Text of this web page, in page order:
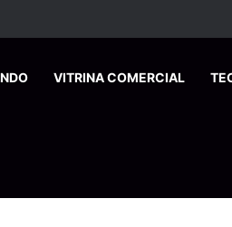
y deslizamientos este miércoles
VITRINA COMERCIAL